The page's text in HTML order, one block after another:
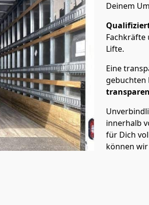
Deinem
Fachkräfte
Lifte.
Eine
gebuchten
innerhalb
für Dich
können